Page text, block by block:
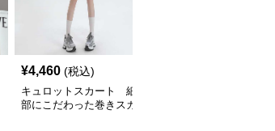
¥4,460 (税込)
キュロットスカート 細
部にこだわった巻きスカ